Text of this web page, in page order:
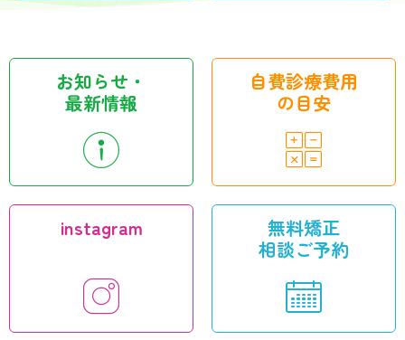
お知らせ・
最新情報
自費診療費用
の目安
instagram
無料矯正
相談ご予約